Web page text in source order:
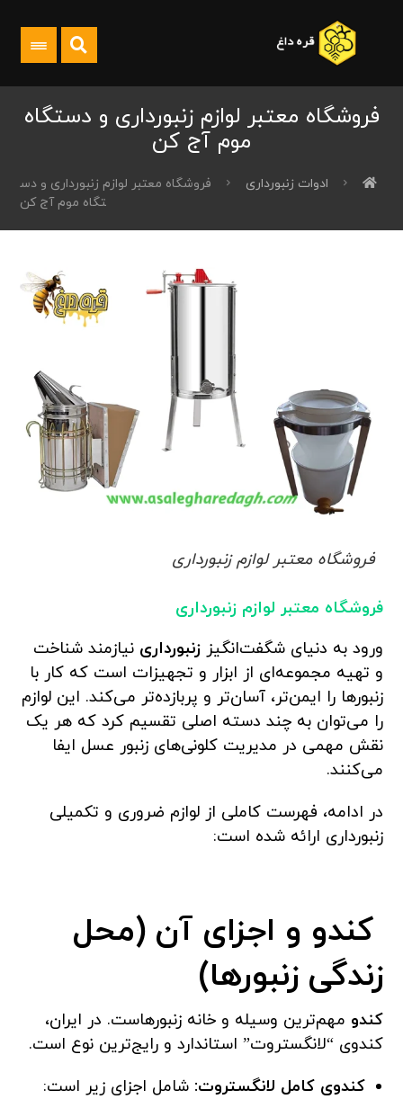
فروشگاه معتبر لوازم زنبورداری و دستگاه
موم آج کن
ادوات زنبورداری
فروشگاه معتبر لوازم زنبورداری و دس
تگاه موم آج کن
فروشگاه معتبر لوازم زنبورداری
فروشگاه معتبر لوازم زنبورداری
ورود به دنیای شگفت‌انگیززنبورداری نیازمند شناخت
و تهیه مجموعه‌ای از ابزار و تجهیزات است که کار با
زنبورها را ایمن‌تر، آسان‌تر و پربازده‌تر می‌کند. این لوازم
را می‌توان به چند دسته اصلی تقسیم کرد که هر یک
نقش مهمی در مدیریت کلونی‌های زنبور عسل ایفا
می‌کنند.
در ادامه، فهرست کاملی از لوازم ضروری و تکمیلی
زنبورداری ارائه شده است:
کندو و اجزای آن (محل
زندگی زنبورها)
کندو مهم‌ترین وسیله و خانه زنبورهاست. در ایران،
کندوی “لانگستروت” استاندارد و رایج‌ترین نوع است.
کندوی کامل لانگستروت: شامل اجزای زیر است: